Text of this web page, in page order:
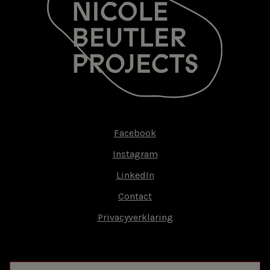
Facebook
Instagram
LinkedIn
Contact
Privacyverklaring